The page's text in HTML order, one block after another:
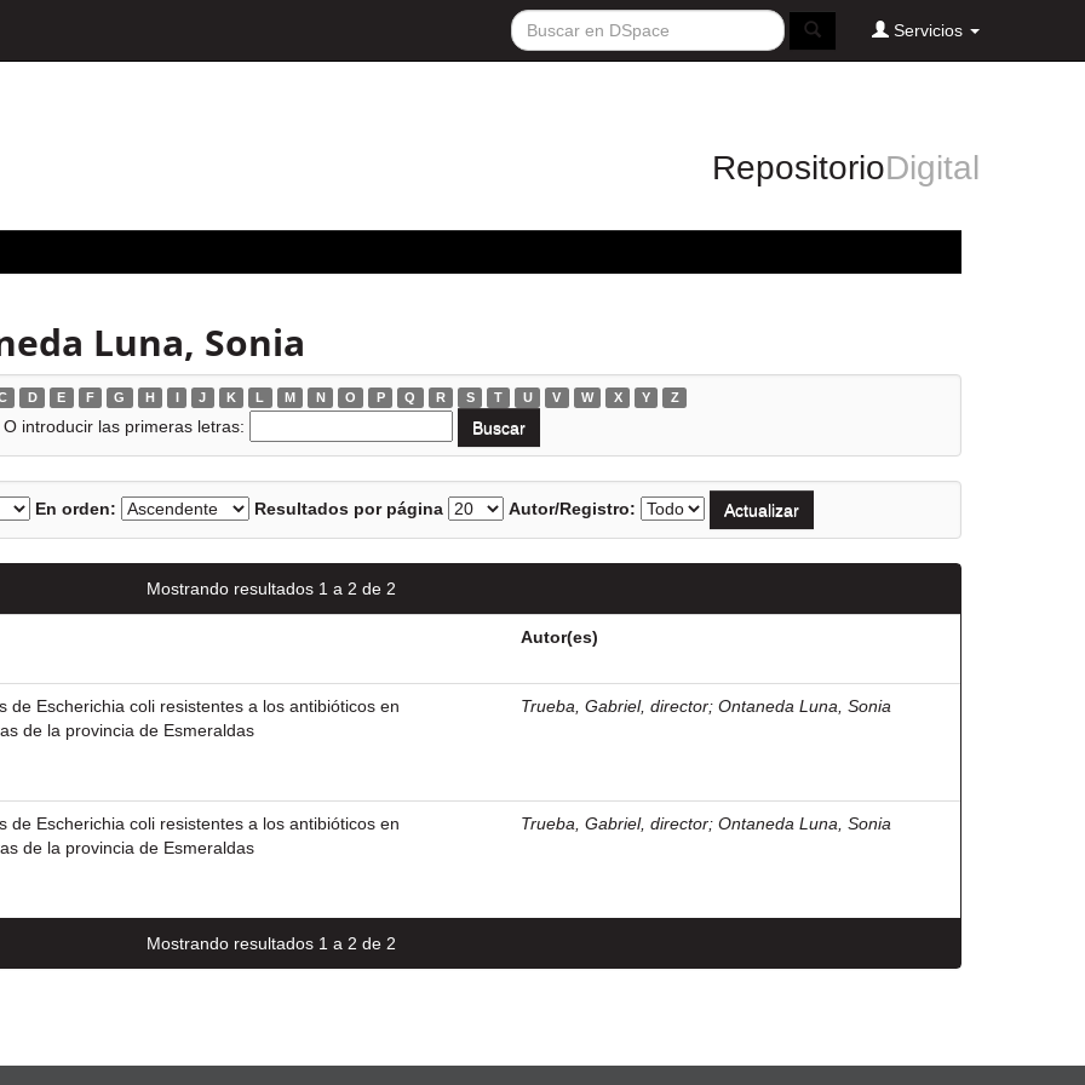
Servicios
RepositorioDigital
Luna, Sonia
D E F G H I J K L M N O P Q R S T U V W X Y Z
O introducir las primeras letras:
En orden: Resultados por página Autor/Registro:
Mostrando resultados 1 a 2 de 2
Autor(es)
de Escherichia coli resistentes a los antibióticos en
de la provincia de Esmeraldas
Trueba, Gabriel, director; Ontaneda Luna, Sonia
de Escherichia coli resistentes a los antibióticos en
de la provincia de Esmeraldas
Trueba, Gabriel, director; Ontaneda Luna, Sonia
Mostrando resultados 1 a 2 de 2